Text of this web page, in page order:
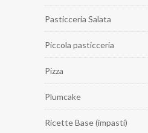
Pasticceria Salata
Piccola pasticceria
Pizza
Plumcake
Ricette Base (impasti)